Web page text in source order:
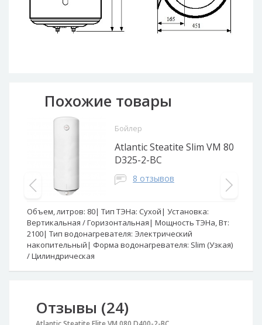
Похожие товары
Бойлер
Atlantic Steatite Slim VM 80
D325-2-BC
8 отзывов
Объем, литров: 80 Тип ТЭНа: Сухой
Установка:
Вертикальная / Горизонтальная
Мощность ТЭНа, Вт:
2100 Тип водонагревателя: Электрический
накопительный
Форма водонагревателя: Slim (Узкая)
/ Цилиндрическая
Отзывы (24)